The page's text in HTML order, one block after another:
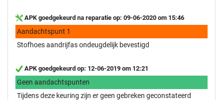
APK goedgekeurd na reparatie op: 09-06-2020 om 15:46
Aandachtspunt 1
Stofhoes aandrijfas ondeugdelijk bevestigd
APK goedgekeurd op: 12-06-2019 om 12:21
Geen aandachtspunten
Tijdens deze keuring zijn er geen gebreken geconstateerd